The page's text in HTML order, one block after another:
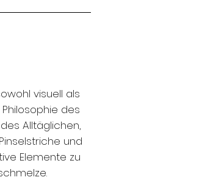
visuell als
des
Alltäglichen,
und
Elemente zu